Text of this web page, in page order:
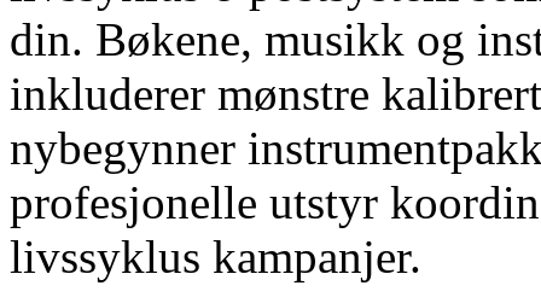
din. Bøkene, musikk og
inkluderer mønstre
nybegynner
profesjonelle utstyr
livssyklus kampanjer.